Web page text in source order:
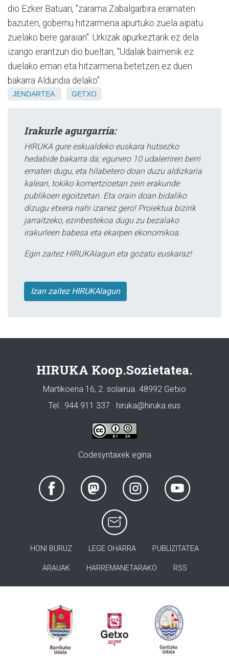
dio Ezker Batuari, "zarama Zabalgarbira eramaten
bazuten, gobernu hitzarmena apurtuko zuela aipatu
zuelako bere garaian". Urkizak apurkeztarik ez dela
izango erantzun dio bueltan, "Udalak baimenik ez
duelako eman eta hitzarmena betetzen ez duen
bakarra Aldundia delako".
JENDARTEA GETXO
Irakurle agurgarria:
HIRUKA gure eskualdeko euskara hutsezko
hedabide bakarra da; egunero 10 udalerriren berri
ematen dugu, eta hilabetero doan duzu aldizkaria
kalean, tokiko komertzioetan zein erakunde
publikoen egoitzetan. Eta orain doan bidaliko
dizugu etxera nahi izanez gero! Proiektua bizirik
jarraitzeko, ezinbestekoa dugu zu bezalako
irakurleen babesa eta ekarpen ekonomikoa.
Egin zaitez HIRUKAlagun eta gozatu euskaraz!
Izan zaitez HIRUKAlagun
HIRUKA Koop.Sozietatea.
Martikoena 16, 2. solairua. 48992 Getxo
Tel.: 944 911 337 · hiruka@hiruka.eus
Codesyntaxek egina
HONI BURUZ LEGE OHARRA PUBLIZITATEA
ARAUAK HARREMANETARAKO RSS